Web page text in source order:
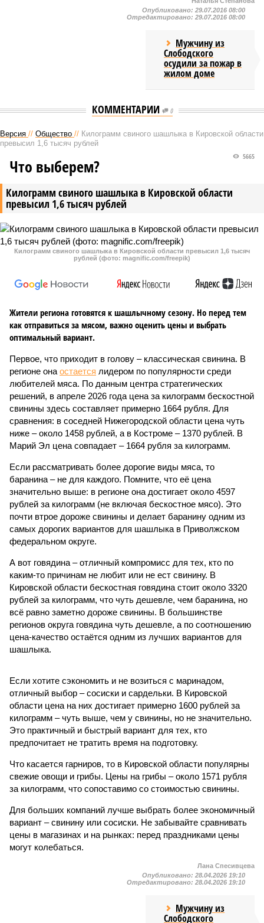
Опубликовано: 29.07.2016 08:00
Отредактировано: 29.07.2016 08:00
Мужчину из
Слободского
осудили за пожар в
жилом доме
КОММЕНТАРИИ 0
Версия // Общество // Килограмм свиного шашлыка в Кировской области
превысил 1,6 тысяч рублей
Килограмм свиного шашлыка в Кировской области
превысил 1,6 тысяч рублей
5665
Что выберем?
Килограмм свиного шашлыка в Кировской области превысил 1,6 тысяч
рублей (фото: magnific.com/freepik)
Жители региона готовятся к шашлычному сезону. Но перед тем
как отправиться за мясом, важно оценить цены и выбрать
оптимальный вариант.
Первое, что приходит в голову – классическая свинина. В
регионе она остается лидером по популярности среди
любителей мяса. По данным центра стратегических
решений, в апреле 2026 года цена за килограмм бескостной
свинины здесь составляет примерно 1664 рубля. Для
сравнения: в соседней Нижегородской области цена чуть
ниже – около 1458 рублей, а в Костроме – 1370 рублей. В
Марий Эл цена совпадает – 1664 рубля за килограмм.
Если рассматривать более дорогие виды мяса, то
баранина – не для каждого. Помните, что её цена
значительно выше: в регионе она достигает около 4597
рублей за килограмм (не включая бескостное мясо). Это
почти втрое дороже свинины и делает баранину одним из
самых дорогих вариантов для шашлыка в Приволжском
федеральном округе.
А вот говядина – отличный компромисс для тех, кто по
каким-то причинам не любит или не ест свинину. В
Кировской области бескостная говядина стоит около 3320
рублей за килограмм, что чуть дешевле, чем баранина, но
всё равно заметно дороже свинины. В большинстве
регионов округа говядина чуть дешевле, а по соотношению
цена-качество остаётся одним из лучших вариантов для
шашлыка.
Если хотите сэкономить и не возиться с маринадом,
отличный выбор – сосиски и сардельки. В Кировской
области цена на них достигает примерно 1600 рублей за
килограмм – чуть выше, чем у свинины, но не значительно.
Это практичный и быстрый вариант для тех, кто
предпочитает не тратить время на подготовку.
Что касается гарниров, то в Кировской области популярны
свежие овощи и грибы. Цены на грибы – около 1571 рубля
за килограмм, что сопоставимо со стоимостью свинины.
Для больших компаний лучше выбрать более экономичный
вариант – свинину или сосиски. Не забывайте сравнивать
цены в магазинах и на рынках: перед праздниками цены
могут колебаться.
Лана Спесивцева
Опубликовано: 28.04.2026 19:10
Отредактировано: 28.04.2026 19:10
Мужчину из
Слободского